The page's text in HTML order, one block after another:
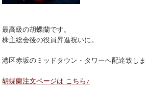
最高級の胡蝶蘭です。
株主総会後の役員昇進祝いに。
港区赤坂のミッドタウン・タワーへ配達致しま
胡蝶蘭注文ページは こちら♪